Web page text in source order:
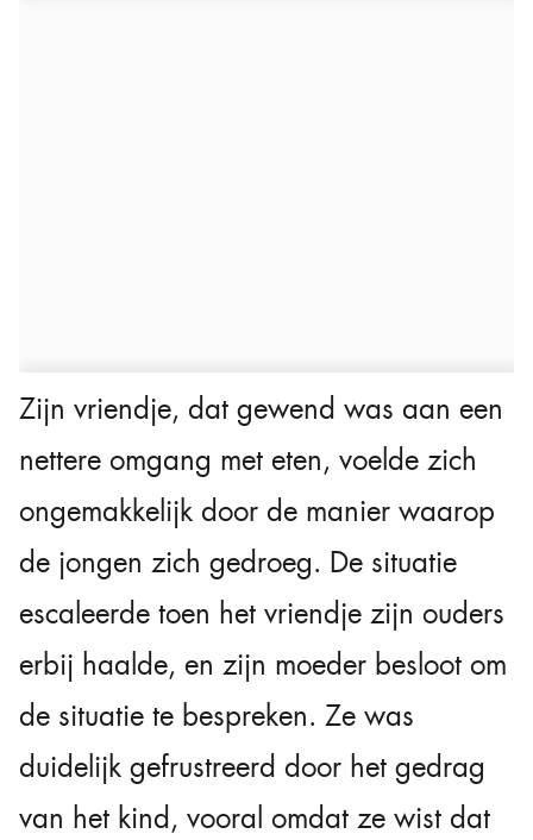
Zijn vriendje, dat gewend was aan een
nettere omgang met eten, voelde zich
ongemakkelijk door de manier waarop
de jongen zich gedroeg. De situatie
escaleerde toen het vriendje zijn ouders
erbij haalde, en zijn moeder besloot om
de situatie te bespreken. Ze was
duidelijk gefrustreerd door het gedrag
van het kind, vooral omdat ze wist dat